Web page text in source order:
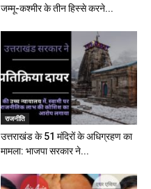
जम्मू-कश्मीर के तीन हिस्से करने...
राजनीति
उत्तराखंड के 51 मंदिरों के अधिग्रहण का
मामला: भाजपा सरकार ने...